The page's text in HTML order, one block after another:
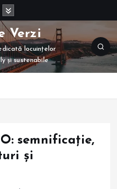
Verzi
locuințelor
și sustenabile
semnificație,
și